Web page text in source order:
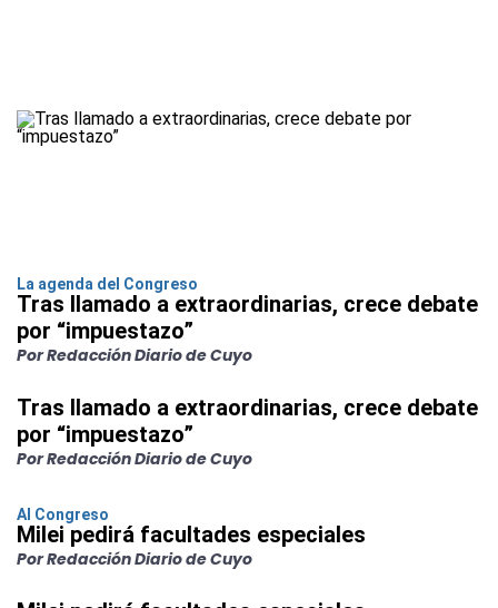
La agenda del Congreso
Tras llamado a extraordinarias, crece debate
por “impuestazo”
Por Redacción Diario de Cuyo
Tras llamado a extraordinarias, crece debate
por “impuestazo”
Por Redacción Diario de Cuyo
Al Congreso
Milei pedirá facultades especiales
Por Redacción Diario de Cuyo